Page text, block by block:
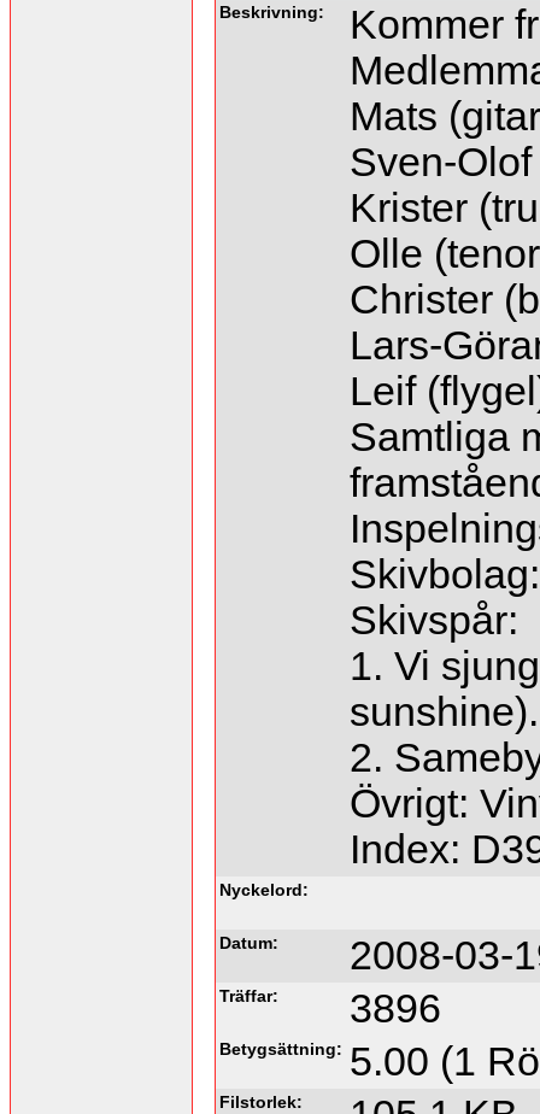
Beskrivning:
Kommer
Mats
Sven-
Krister
Olle
Christer
Lars-
Leif
Samtliga
Skivspår:
1. Vi
sunshine).
2.
Övrigt:
Index:
Nyckelord:
Datum: 2008-03-
Träffar: 3896
Betygsättning: 5.00 (1
Filstorlek: